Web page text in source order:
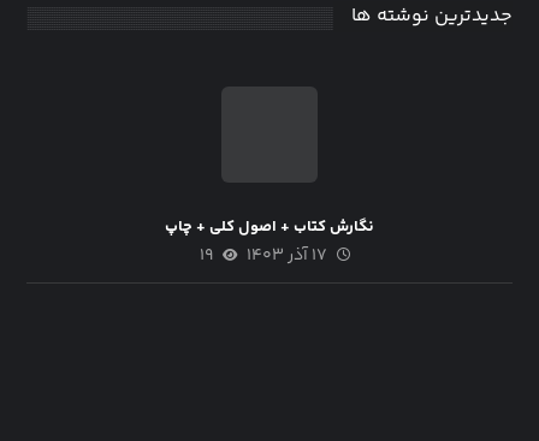
جدیدترین نوشته ها
نگارش کتاب + اصول کلی + چاپ
۱۷ آذر ۱۴۰۳ ۱۹